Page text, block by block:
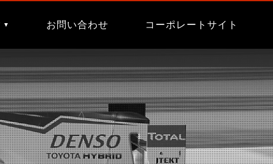
お問い合わせ コーポレートサイト